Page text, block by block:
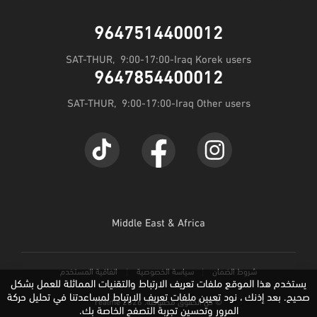
service.me@realme.com - KSA/UAE/Jordan
9647514400012
SAT-THUR,  9:00-17:00-Iraq Korek users
9647854400012
SAT-THUR,  9:00-17:00-Iraq Other users
© كل الحقوق محفوظة. realme 2026
شروط الضمان سياسة الخصوصية اتفاقية المستخدم
Middle East & Africa
يستخدم هذا الموقع ملفات تعريف الارتباط والتقنيات المماثلة للعمل بشكل
صحيح. بعد إذنك ، نود تعيين ملفات تعريف الارتباط لمساعدتنا في تحليل حركة
المرور وتحسين تجربة التصفح الخاصة بك.